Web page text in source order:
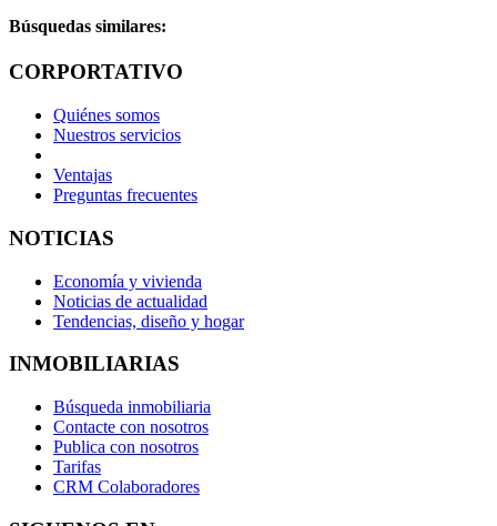
Búsquedas similares:
CORPORTATIVO
Quiénes somos
Nuestros servicios
Ventajas
Preguntas frecuentes
NOTICIAS
Economía y vivienda
Noticias de actualidad
Tendencias, diseño y hogar
INMOBILIARIAS
Búsqueda inmobiliaria
Contacte con nosotros
Publica con nosotros
Tarifas
CRM Colaboradores